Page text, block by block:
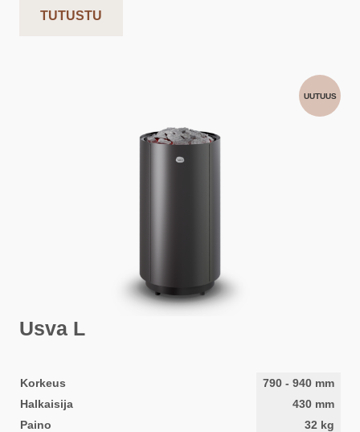
TUTUSTU
UUTUUS
Usva L
Korkeus 790 - 940 mm
Halkaisija
430 mm
Paino
32 kg